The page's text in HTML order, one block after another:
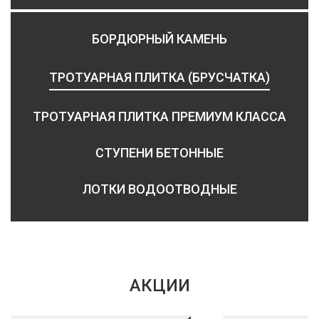
БОРДЮРНЫЙ КАМЕНЬ
ТРОТУАРНАЯ ПЛИТКА (БРУСЧАТКА)
ТРОТУАРНАЯ ПЛИТКА ПРЕМИУМ КЛАССА
СТУПЕНИ БЕТОННЫЕ
ЛОТКИ ВОДООТВОДНЫЕ
АКЦИИ